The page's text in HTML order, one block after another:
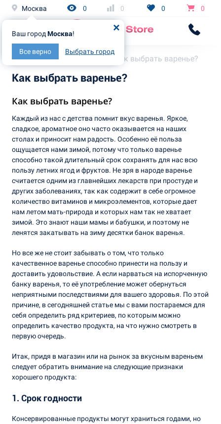
Москва
Ваш город Москва!
Все верно Выбрать город
0 0 0 0
Главная Статьи Как выбрать варенье?
Как выбрать варенье?
Как выбрать варенье?
Каждый из нас с детства помнит вкус варенья. Яркое,
сладкое, ароматное оно часто оказывается на наших
столах и приносит нам радость. Особенно её польза
ощущается нами зимой, потому что только варенье
способно такой длительный срок сохранять для нас всю
пользу летних ягод и фруктов. Не зря в народе варенье
считается одним из главнейших лекарств при простуде и
других заболеваниях, так как содержит в себе огромное
количество витаминов и микроэлементов, которые дает
нам летом мать-природа и которых нам так не хватает
зимой. Это знают наши мамы и бабушки, и поэтому не
ленятся закатывать на зиму десятки банок варенья.
Но все же не стоит забывать о том, что только
качественное варенье способно принести на пользу и
доставить удовольствие. А если нарваться на испорченную
банку варенья, то её употребление может обернуться
неприятными последствиями для вашего здоровья. По этой
причине, в сегодняшней статье мы с вами постараемся для
себя определить ряд критериев, по которым можно
определить качество продукта, на что нужно смотреть в
первую очередь.
Итак, придя в магазин или на рынок за вкусным вареньем
следует обратить внимание на следующие признаки
хорошего продукта:
1. Срок годности
Консервированные продукты могут храниться годами, но